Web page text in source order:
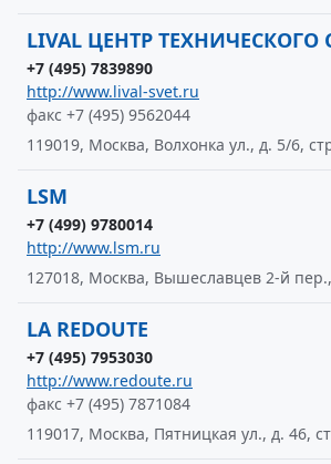
LIVAL ЦЕНТР ТЕХНИЧЕСКОГО
+7 (495) 7839890
http://www.lival-svet.ru
факс +7 (495) 9562044
119019, Москва, Волхонка ул., д. 5/6,
LSM
+7 (499) 9780014
http://www.lsm.ru
127018, Москва, Вышеславцев 2-й
LA REDOUTE
+7 (495) 7953030
http://www.redoute.ru
факс +7 (495) 7871084
119017, Москва, Пятницкая ул., д. 46,